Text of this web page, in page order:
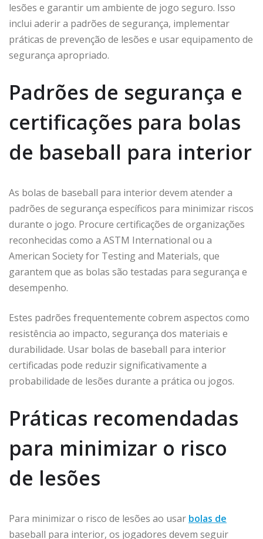
lesões e garantir um ambiente de jogo seguro. Isso
inclui aderir a padrões de segurança, implementar
práticas de prevenção de lesões e usar equipamento de
segurança apropriado.
Padrões de segurança e
certificações para bolas
de baseball para interior
As bolas de baseball para interior devem atender a
padrões de segurança específicos para minimizar riscos
durante o jogo. Procure certificações de organizações
reconhecidas como a ASTM International ou a
American Society for Testing and Materials, que
garantem que as bolas são testadas para segurança e
desempenho.
Estes padrões frequentemente cobrem aspectos como
resistência ao impacto, segurança dos materiais e
durabilidade. Usar bolas de baseball para interior
certificadas pode reduzir significativamente a
probabilidade de lesões durante a prática ou jogos.
Práticas recomendadas
para minimizar o risco
de lesões
Para minimizar o risco de lesões ao usar bolas de
baseball para interior, os jogadores devem seguir